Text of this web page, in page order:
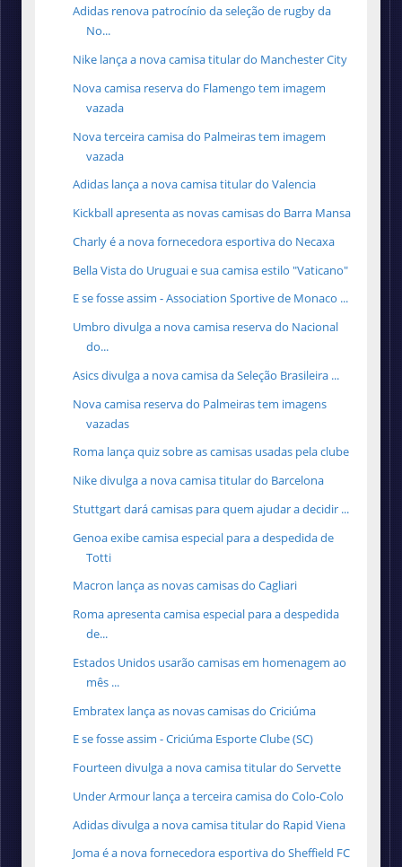
Adidas renova patrocínio da seleção de rugby da
No...
Nike lança a nova camisa titular do Manchester City
Nova camisa reserva do Flamengo tem imagem
vazada
Nova terceira camisa do Palmeiras tem imagem
vazada
Adidas lança a nova camisa titular do Valencia
Kickball apresenta as novas camisas do Barra Mansa
Charly é a nova fornecedora esportiva do Necaxa
Bella Vista do Uruguai e sua camisa estilo "Vaticano"
E se fosse assim - Association Sportive de Monaco ...
Umbro divulga a nova camisa reserva do Nacional
do...
Asics divulga a nova camisa da Seleção Brasileira ...
Nova camisa reserva do Palmeiras tem imagens
vazadas
Roma lança quiz sobre as camisas usadas pela clube
Nike divulga a nova camisa titular do Barcelona
Stuttgart dará camisas para quem ajudar a decidir ...
Genoa exibe camisa especial para a despedida de
Totti
Macron lança as novas camisas do Cagliari
Roma apresenta camisa especial para a despedida
de...
Estados Unidos usarão camisas em homenagem ao
mês ...
Embratex lança as novas camisas do Criciúma
E se fosse assim - Criciúma Esporte Clube (SC)
Fourteen divulga a nova camisa titular do Servette
Under Armour lança a terceira camisa do Colo-Colo
Adidas divulga a nova camisa titular do Rapid Viena
Joma é a nova fornecedora esportiva do Sheffield FC